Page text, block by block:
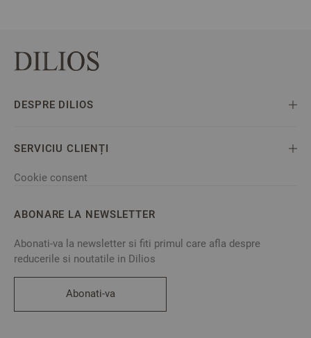
DESPRE DILIOS
SERVICIU CLIENȚI
Cookie consent
ABONARE LA NEWSLETTER
Abonati-va la newsletter si fiti primul care afla despre
reducerile si noutatile in Dilios
Abonati-va